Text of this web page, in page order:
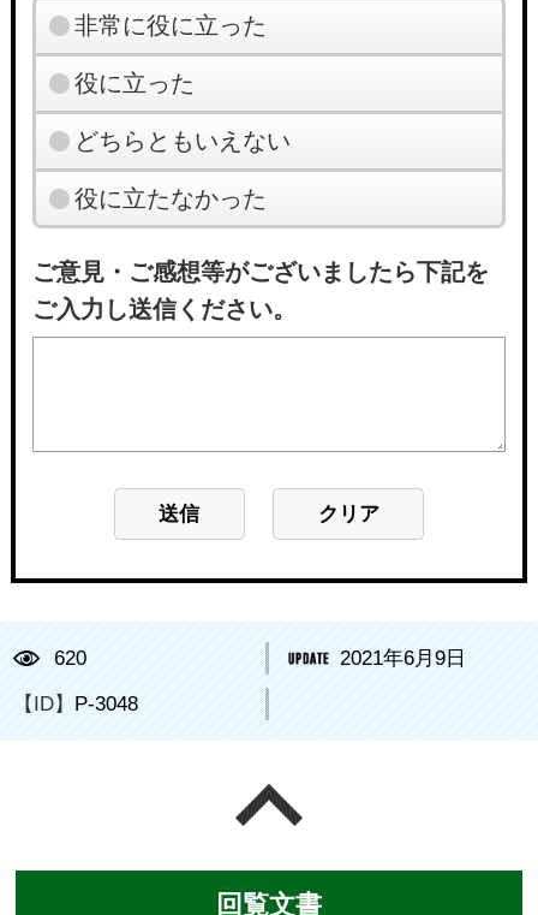
非常に役に立った
役に立った
どちらともいえない
役に立たなかった
ご意見・ご感想等がございましたら下記を
ご入力し送信ください。
620 2021年6月9日
【ID】 P-3048
回覧文書